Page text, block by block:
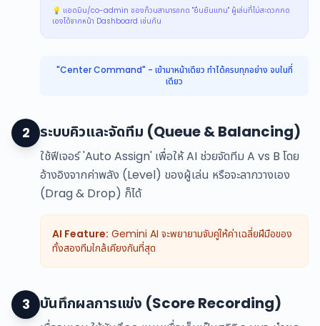
💡 แอดมิน/co-admin ของก๊วนสามารถกด "ยืนยันแทน" ผู้เล่นที่ไม่สะดวกกด
เองได้จากหน้า Dashboard เช่นกัน
"Center Command" - เข้ามาหน้าเดียว ทำได้ครบทุกอย่าง จบในที่
เดียว
2 ระบบคิวและจัดทีม (Queue & Balancing)
ใช้ฟีเจอร์ 'Auto Assign' เพื่อให้ AI ช่วยจัดทีม A vs B โดย
อ้างอิงจากค่าพลัง (Level) ของผู้เล่น หรือจะลากวางเอง
(Drag & Drop) ก็ได้
AI Feature: Gemini AI จะพยายามจับคู่ให้ค่าเฉลี่ยฝีมือของ
ทั้งสองทีมใกล้เคียงกันที่สุด
3 บันทึกผลการแข่ง (Score Recording)